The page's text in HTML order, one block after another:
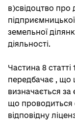
в)свідоцтво про
земельної
діяльності.
Частина 8
передбачає , що
визначається
що проводиться
відповідну